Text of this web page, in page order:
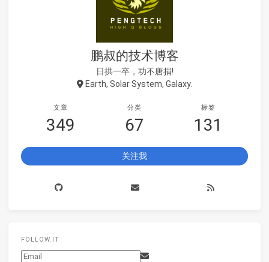
鹏叔的技术博客
日拱一卒，功不唐捐!
Earth, Solar System, Galaxy.
文章
349
分类
67
标签
131
关注我
FOLLOW.IT